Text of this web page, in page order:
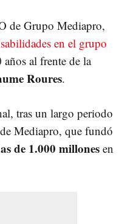
de Grupo Mediapro,
en el grupo
al frente de la
Roures.
tras un largo periodo
de Mediapro, que fundó
de 1.000 millones en